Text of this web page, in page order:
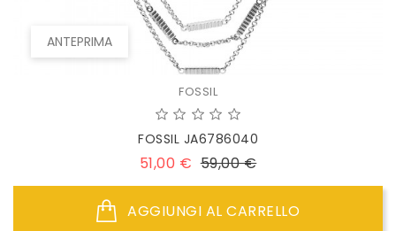
ANTEPRIMA
FOSSIL
FOSSIL JA6786040
51,00 € Prezzo
59,00 €Prezzo
AGGIUNGI AL CARRELLO